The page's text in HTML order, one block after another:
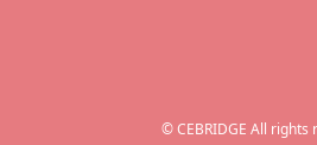
© CEBRIDGE All rights